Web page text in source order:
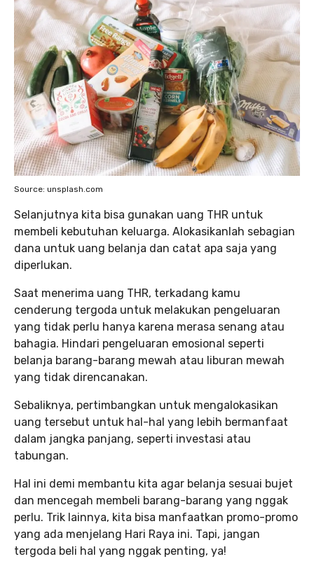
Source: unsplash.com
Selanjutnya kita bisa gunakan uang THR untuk
membeli kebutuhan keluarga. Alokasikanlah sebagian
dana untuk uang belanja dan catat apa saja yang
diperlukan.
Saat menerima uang THR, terkadang kamu
cenderung tergoda untuk melakukan pengeluaran
yang tidak perlu hanya karena merasa senang atau
bahagia. Hindari pengeluaran emosional seperti
belanja barang-barang mewah atau liburan mewah
yang tidak direncanakan.
Sebaliknya, pertimbangkan untuk mengalokasikan
uang tersebut untuk hal-hal yang lebih bermanfaat
dalam jangka panjang, seperti investasi atau
tabungan.
Hal ini demi membantu kita agar belanja sesuai bujet
dan mencegah membeli barang-barang yang nggak
perlu. Trik lainnya, kita bisa manfaatkan promo-promo
yang ada menjelang Hari Raya ini. Tapi, jangan
tergoda beli hal yang nggak penting, ya!